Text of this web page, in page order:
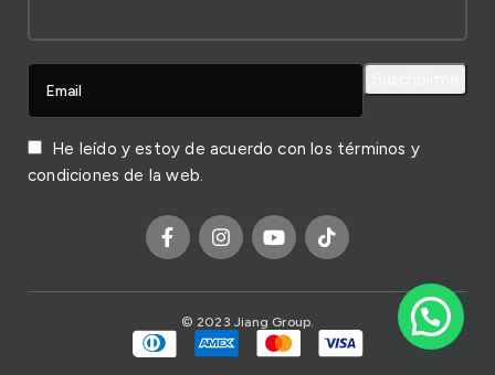
He leído y estoy de acuerdo con los términos y
condiciones de la web.
© 2023 Jiang Group.